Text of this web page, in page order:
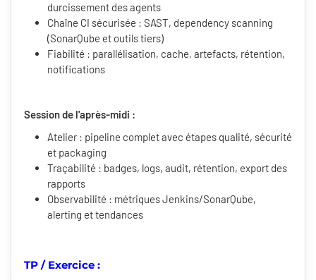
durcissement des agents
Chaîne CI sécurisée : SAST, dependency scanning
(SonarQube et outils tiers)
Fiabilité : parallélisation, cache, artefacts, rétention,
notifications
Session de l'après-midi :
Atelier : pipeline complet avec étapes qualité, sécurité
et packaging
Traçabilité : badges, logs, audit, rétention, export des
rapports
Observabilité : métriques Jenkins/SonarQube,
alerting et tendances
TP / Exercice :